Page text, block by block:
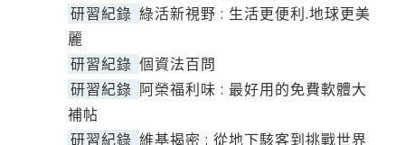
研習紀錄 綠活新視野 : 生活更便利.地球更美
麗
研習紀錄 個資法百問
研習紀錄 阿榮福利味 : 最好用的免費軟體大
補帖
研習紀錄 維基揭密 : 從地下駭客到挑戰世界